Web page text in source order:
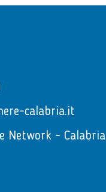
calabria.it
Network - Calabria